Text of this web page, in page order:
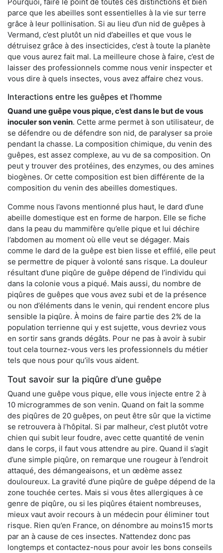
parce que les abeilles sont essentielles à la vie sur terre
grâce à leur pollinisation. Si au lieu d’un nid de guêpes à
Vermand, c’est plutôt un nid d’abeilles et que vous le
détruisez grâce à des insecticides, c’est à toute la planète
que vous aurez fait mal. La meilleure chose à faire, c’est de
laisser des professionnels comme nous venir inspecter et
vous dire à quels insectes, vous avez affaire chez vous.
Interactions entre les guêpes et l’homme
Quand une guêpe vous pique, c’est dans le but de vous
inoculer son venin. Cette arme permet à son utilisateur, de
se défendre ou de défendre son nid, de paralyser sa proie
pendant la chasse. La composition chimique, du venin des
guêpes, est assez complexe, au vu de sa composition. On
peut y trouver des protéines, des enzymes, ou des amines
biogènes. Or cette composition est bien différente de la
composition du venin des abeilles domestiques.
Comme nous l’avons mentionné plus haut, le dard d’une
abeille domestique est en forme de harpon. Elle se fiche
dans la peau du mammifère qu’elle pique et lui déchire
l’abdomen au moment où elle veut se dégager. Mais
comme le dard de la guêpe est bien lisse et effilé, elle peut
se permettre de piquer à volonté sans risque. La douleur
résultant d’une piqûre de guêpe dépend de l’individu qui
dans la colonie vous a piqué. Mais aussi, du nombre de
piqûres de guêpes que vous avez subi et de la présence
ou non d’éléments dans le venin, qui rendent encore plus
sensible la piqûre. À moins de faire partie des 2% de la
population terrienne qui y est sujette, vous devriez vous
en sortir sans grands dégâts. Pour ne pas à avoir à subir
tout cela tournez-vous vers les professionnels du métier
tels que nous pour qu’ils vous aident.
Tout savoir sur la piqûre d’une guêpe
Quand une guêpe vous pique, elle vous injecte entre 2 à
10 microgrammes de son venin. Quand on fait la somme
des piqûres de 20 guêpes, on peut être sûr que la victime
se retrouvera à l’hôpital. Si par malheur, c’est plutôt votre
chien qui subit leur foudre, avec cette quantité de venin
dans le corps, il faut vous attendre au pire. Quand il s’agit
d’une simple piqûre, on remarque une rougeur à l’endroit
attaqué, des démangeaisons, et un œdème assez
douloureux. La gravité d’une piqûre de guêpe dépend de la
zone touchée certes. Mais si vous êtes allergiques à ce
genre de piqûre, ou si les piqûres étaient nombreuses,
mieux vaut avoir recours à un médecin pour éliminer tout
risque. Rien qu’en France, on dénombre au moins15 morts
par an à cause de ces insectes. N’attendez donc pas
longtemps et contactez-nous pour avoir les bons conseils